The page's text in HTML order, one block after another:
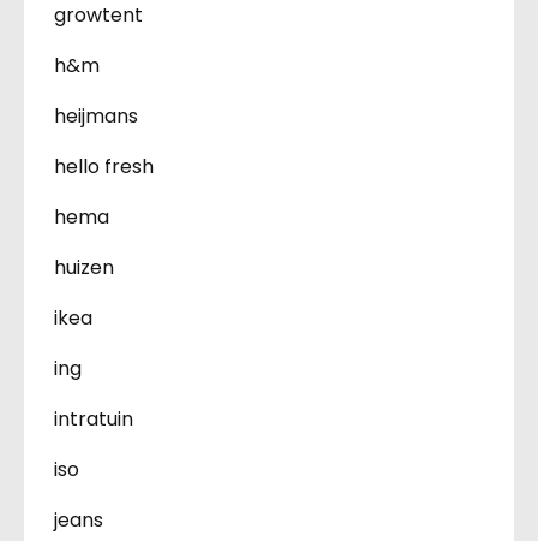
growtent
h&m
heijmans
hello fresh
hema
huizen
ikea
ing
intratuin
iso
jeans